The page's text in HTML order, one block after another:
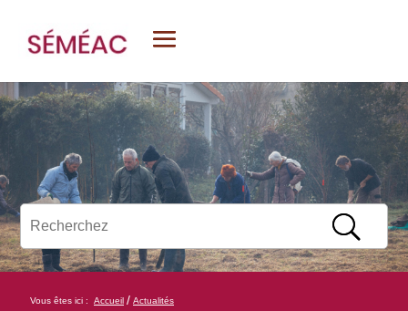
Vous êtes ici : Accueil / Actualités